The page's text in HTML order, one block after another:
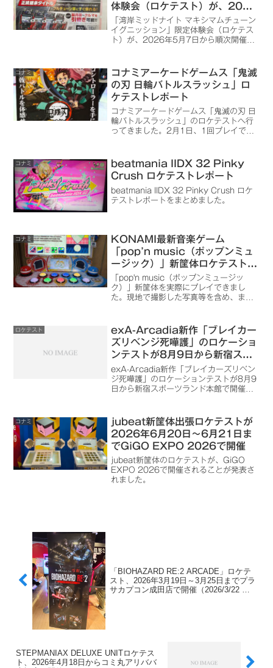
体験会（ロケテスト）が、2026
年5月7日～順次開催
「湾岸ミッドナイト マキシマムチューン
イグニッション」限定体験会（ロケテス
ト）が、2026年5月7日から順次開催予
コナミ
コナミアーケードゲームス「鬼滅
の刃 日輪バトルスラッシュ」ロ
ケテストレポート
コナミアーケードゲームス「鬼滅の刃 日
輪バトルスラッシュ」のロケテストへ行
ってきました。2月1日、1回プレイでき
コナミ
beatmania IIDX 32 Pinky
Crush ロケテストレポート
beatmania IIDX 32 Pinky Crush ロケ
テストレポートをまとめました。
コナミ
KONAMI最新音楽ゲーム
「pop’n music（ポップンミュ
ージック）」新筐体ロケテストレ
ポート
「pop'n music（ポップンミュージッ
ク）」新筐体を実際にプレイできまし
た。現地で撮影した写真等を含め、まと
ロケテスト
exA-Arcadia新作「ブレイカー
ズリベンジ死嘩護」のロケーショ
ンテストが8月9日から新宿スポ
ーツランド本館で開催
exA-Arcadia新作「ブレイカーズリベン
ジ死嘩護」のロケーションテストが8月9
日から新宿スポーツランド本館で開催さ
コナミ
jubeat新筐体出張ロケテストが
2026年6月20日～6月21日ま
でGiGO EXPO 2026で開催
jubeat新筐体のロケテストが、GiGO
EXPO 2026で開催されることが発表さ
れました。
「BIOHAZARD RE:2 ARCADE」ロケテ
スト、2026年3月19日～3月25日までプラ
サカプコン成田店で開催（2026/3/22 ロ
STEPMANIAX DELUXE UNITロケテス
ト、2026年4月18日からコミ丸アリババ